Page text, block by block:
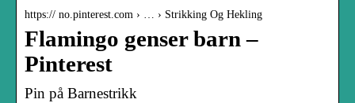
https:// no.pinterest.com › … › Strikking Og Hekling
Flamingo genser barn –
Pinterest
Pin på Barnestrikk